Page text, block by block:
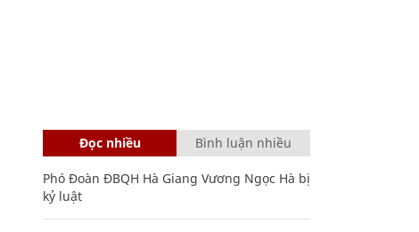
Đọc nhiều Bình luận nhiều
Phó Đoàn ĐBQH Hà Giang Vương Ngọc Hà bị
kỷ luật